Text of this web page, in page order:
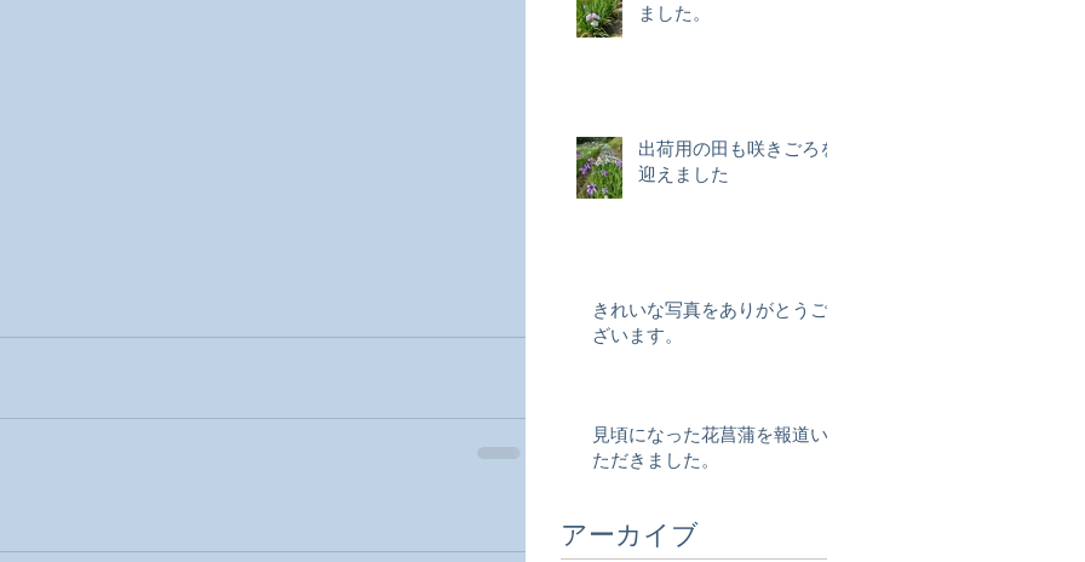
ました。
出荷用の田も咲きごろを
迎えました
きれいな写真をありがとうご
ざいます。
見頃になった花菖蒲を報道い
ただきました。
アーカイブ